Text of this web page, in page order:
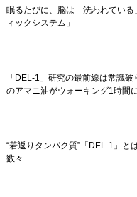
眠るたびに、脳は「洗われてい
ィックシステム」
「DEL-1」研究の最前線は常識
のアマニ油がウォーキング1時間
“若返りタンパク質”「DEL-1」と
数々